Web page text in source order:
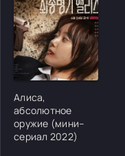
[/
Алиса,
абсолютное
оружие (мини–
сериал 2022)